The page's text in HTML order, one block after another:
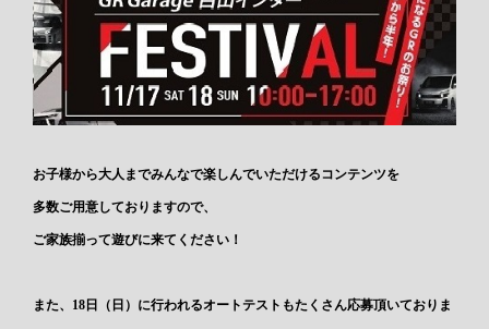
お子様から大人までみんなで楽しんでいただけるコンテンツを
多数ご用意しておりますので、
ご家族揃って遊びに来てください！
また、18日（日）に行われるオートテストもたくさん応募頂いておりま